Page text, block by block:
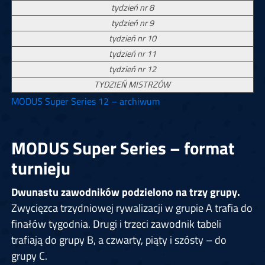
tydzień nr 8
tydzień nr 9
tydzień nr 10
tydzień nr 11
tydzień nr 12
TYDZIEŃ MISTRZÓW
MODUS Super Series 12 – archiwum
MODUS Super Series – format
turnieju
Dwunastu zawodników podzielono na trzy grupy.
Zwycięzca trzydniowej rywalizacji w grupie A trafia do
finałów tygodnia. Drugi i trzeci zawodnik tabeli
trafiają do grupy B, a czwarty, piąty i szósty – do
grupy C.